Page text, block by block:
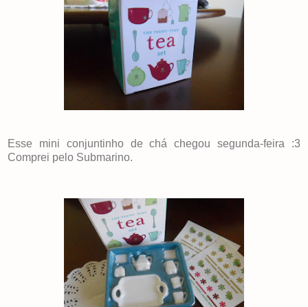
Esse mini conjuntinho de chá chegou segunda-feira :3
Comprei pelo Submarino.